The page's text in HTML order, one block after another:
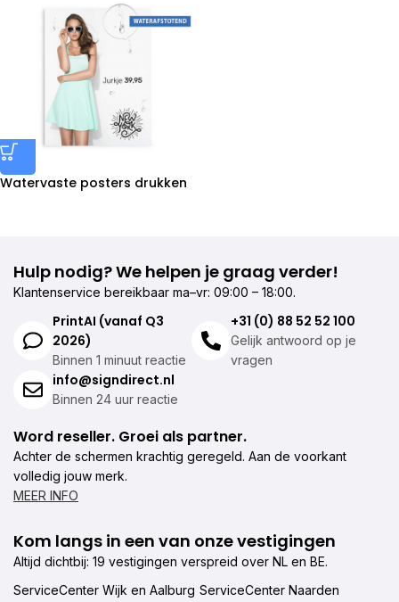
Watervaste posters drukken
Hulp nodig? We helpen je graag verder!
Klantenservice bereikbaar ma–vr: 09:00 – 18:00.
PrintAI (vanaf Q3
2026)
Binnen 1 minuut reactie
+31 (0) 88 52 52 100
Gelijk antwoord op je
vragen
info@signdirect.nl
Binnen 24 uur reactie
Word reseller. Groei als partner.
Achter de schermen krachtig geregeld. Aan de voorkant
volledig jouw merk.
MEER INFO
Kom langs in een van onze vestigingen
Altijd dichtbij: 19 vestigingen verspreid over NL en BE.
ServiceCenter Wijk en Aalburg ServiceCenter Naarden